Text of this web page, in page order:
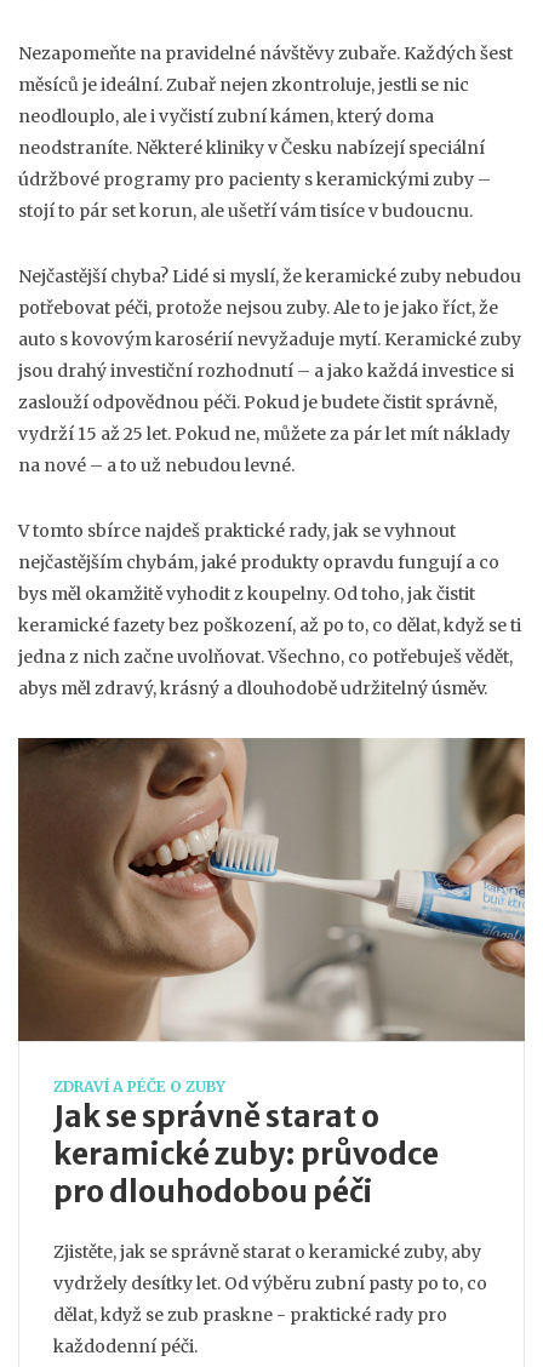
Nezapomeňte na pravidelné návštěvy zubaře. Každých šest
měsíců je ideální. Zubař nejen zkontroluje, jestli se nic
neodlouplo, ale i vyčistí zubní kámen, který doma
neodstraníte. Některé kliniky v Česku nabízejí speciální
údržbové programy pro pacienty s keramickými zuby –
stojí to pár set korun, ale ušetří vám tisíce v budoucnu.
Nejčastější chyba? Lidé si myslí, že keramické zuby nebudou
potřebovat péči, protože nejsou zuby. Ale to je jako říct, že
auto s kovovým karosérií nevyžaduje mytí. Keramické zuby
jsou drahý investiční rozhodnutí – a jako každá investice si
zaslouží odpovědnou péči. Pokud je budete čistit správně,
vydrží 15 až 25 let. Pokud ne, můžete za pár let mít náklady
na nové – a to už nebudou levné.
V tomto sbírce najdeš praktické rady, jak se vyhnout
nejčastějším chybám, jaké produkty opravdu fungují a co
bys měl okamžitě vyhodit z koupelny. Od toho, jak čistit
keramické fazety bez poškození, až po to, co dělat, když se ti
jedna z nich začne uvolňovat. Všechno, co potřebuješ vědět,
abys měl zdravý, krásný a dlouhodobě udržitelný úsměv.
ZDRAVÍ A PÉČE O ZUBY
Jak se správně starat o
keramické zuby: průvodce
pro dlouhodobou péči
Zjistěte, jak se správně starat o keramické zuby, aby
vydržely desítky let. Od výběru zubní pasty po to, co
dělat, když se zub praskne - praktické rady pro
každodenní péči.